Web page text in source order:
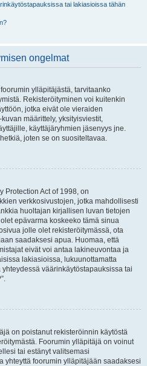
tai lakiasioissa tähän
ongelmat
ylläpitäjästä, tarvitaanko
Rekisteröityminen voi kuitenkin
jotka eivät ole vieraiden
määrittely, yksityisviestit,
käyttäjäryhmien jäsenyys jne.
joten se on suositeltavaa.
Protection Act of 1998, on
verkkosivustojen, jotka mahdollisesti
huoltajan kirjallisen luvan tietojen
epävarma koskeeko tämä sinua
jolle olet rekisteröitymässä, ota
saadaksesi apua. Huomaa, että
eivät voi antaa lakineuvontaa ja
lakiasioissa, lukuunottamatta
väärinkäytöstapauksissa tai
on poistanut rekisteröinnin käytöstä
Foorumin ylläpitäjä on voinut
tai estänyt valitsemasi
yhteyttä foorumin ylläpitäjään saadaksesi